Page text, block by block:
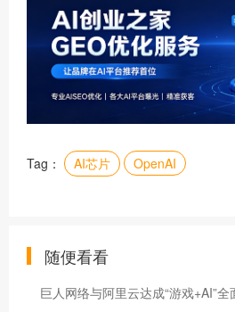
Tag： AI芯片 OpenAI
随便看看
巨人网络与阿里云达成“游戏+AI”全